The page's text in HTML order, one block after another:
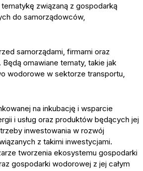
tematykę związaną z gospodarką
do samorządowców,
samorządami, firmami oraz
omawiane tematy, takie jak
wodorowe w sektorze transportu,
na inkubację i wsparcie
i usług oraz produktów będących jej
inwestowania w rozwój
z takimi inwestycjami.
tworzenia ekosystemu gospodarki
gospodarki wodorowej z jej całym